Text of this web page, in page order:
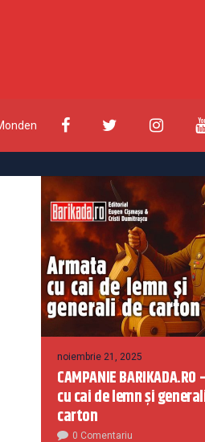
noiembrie 21, 2025
CAMPANIE
cu cai de lemn și
carton
0 Comentariu